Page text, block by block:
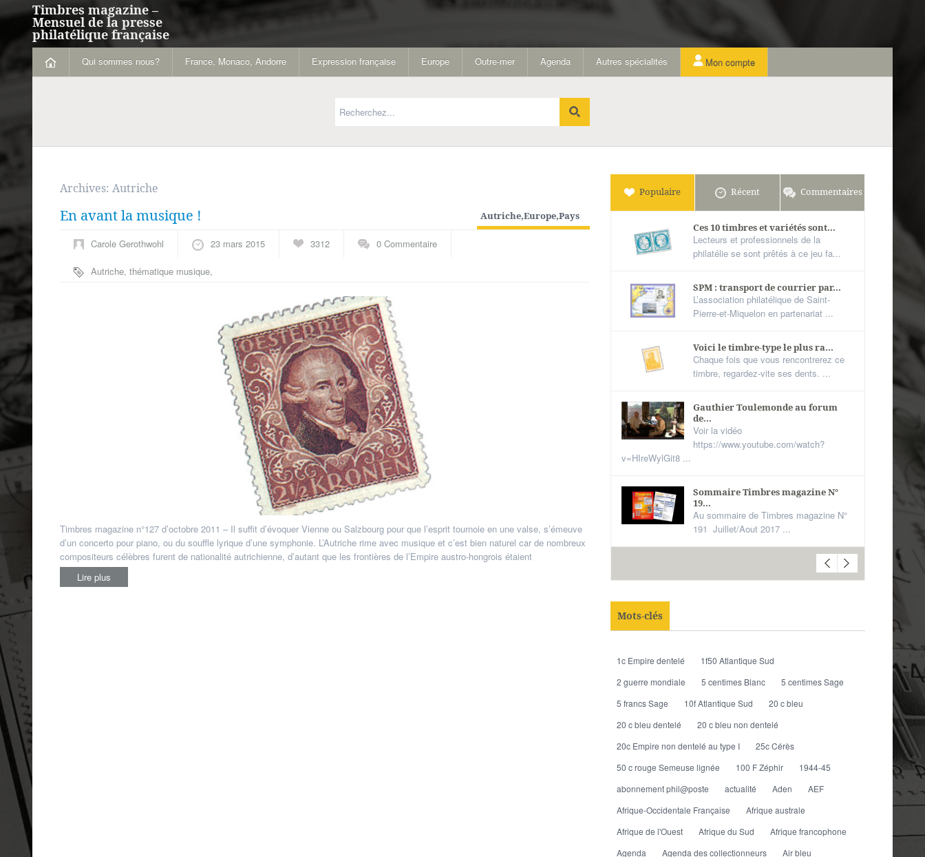
Timbres magazine –
Mensuel de la presse
philatélique française
Qui sommes nous? France, Monaco, Andorre Expression française Europe Outre-mer Agenda Autres spécialités Mon compte
Archives: Autriche
En avant la musique ! Autriche,Europe,Pays
Carole Gerothwohl 23 mars 2015 3312 0 Commentaire
Autriche, thématique musique,
Timbres magazine n°127 d’octobre 2011 – Il suffit d’évoquer Vienne ou Salzbourg pour que l’esprit tournoie en une valse, s’émeuve
d’un concerto pour piano, ou du souffle lyrique d’une symphonie. L’Autriche rime avec musique et c’est bien naturel car de nombreux
compositeurs célèbres furent de nationalité autrichienne, d’autant que les frontières de l’Empire austro-hongrois étaient
Lire plus
Populaire Récent Commentaires
Ces 10 timbres et variétés sont...
Lecteurs et professionnels de la
philatélie se sont prêtés à ce jeu fa...
SPM : transport de courrier par...
L’association philatélique de Saint-
Pierre-et-Miquelon en partenariat ...
Voici le timbre-type le plus ra...
Chaque fois que vous rencontrerez ce
timbre, regardez-vite ses dents. ...
Gauthier Toulemonde au forum
de...
Voir la vidéo
https://www.youtube.com/watch?
v=HIreWylGit8 ...
Sommaire Timbres magazine N°
19...
Au sommaire de Timbres magazine N°
191 Juillet/Aout 2017 ...
Mots-clés
1c Empire dentelé
1f50 Atlantique Sud
2 guerre mondiale
5 centimes Blanc
5 centimes Sage
5 francs Sage
10f Atlantique Sud
20 c bleu
20 c bleu dentelé
20 c bleu non dentelé
20c Empire non dentelé au type I
25c Cérès
50 c rouge Semeuse lignée
100 F Zéphir
1944-45
abonnement phil@poste
actualité Aden
AEF
Afrique-Occidentale Française
Afrique australe
Afrique de l'Ouest
Afrique du Sud
Afrique francophone
Agenda
Agenda des collectionneurs
Air bleu